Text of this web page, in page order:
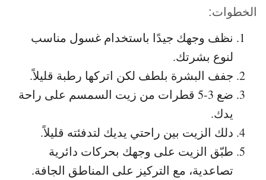
الخطوات:
نظف وجهك جيدًا باستخدام غسول مناسب
لنوع بشرتك.
جفف البشرة بلطف لكن اتركها رطبة قليلاً.
ضع 3-5 قطرات من زيت السمسم على راحة
يدك.
دلك الزيت بين راحتي يديك لتدفئته قليلاً.
طبّق الزيت على وجهك بحركات دائرية
تصاعدية، مع التركيز على المناطق الجافة.